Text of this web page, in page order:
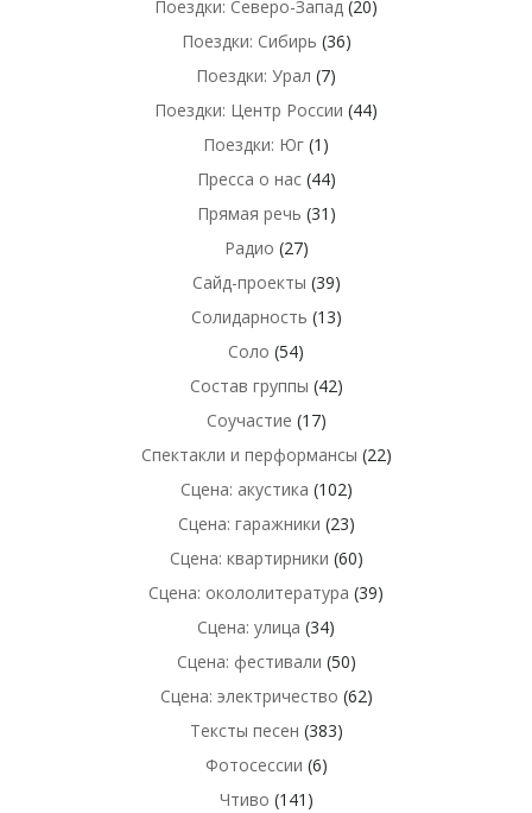
Поездки: Северо-Запад (20)
Поездки: Сибирь (36)
Поездки: Урал (7)
Поездки: Центр России (44)
Поездки: Юг (1)
Пресса о нас(44)
Прямая речь (31)
Радио (27)
Сайд-проекты (39)
Солидарность (13)
Соло (54)
Состав группы (42)
Соучастие (17)
Спектакли и перформансы (22)
Сцена: акустика (102)
Сцена: гаражники (23)
Сцена: квартирники (60)
Сцена: окололитература (39)
Сцена: улица (34)
Сцена: фестивали (50)
Сцена: электричество (62)
Тексты песен (383)
Фотосессии (6)
Чтиво (141)